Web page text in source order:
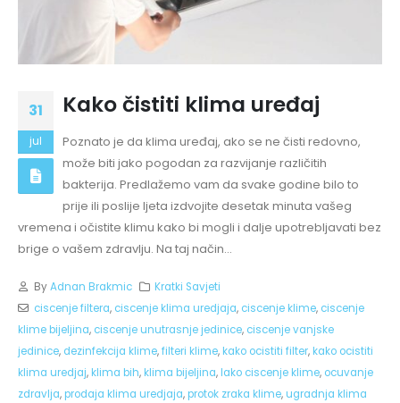
31
jul
Kako čistiti klima uređaj
Poznato je da klima uređaj, ako se ne čisti redovno,
može biti jako pogodan za razvijanje različitih
bakterija. Predlažemo vam da svake godine bilo to
prije ili poslije ljeta izdvojite desetak minuta vašeg
vremena i očistite klimu kako bi mogli i dalje upotrebljavati bez
brige o vašem zdravlju. Na taj način...
ByAdnan Brakmic
Kratki Savjeti
ciscenje filtera, ciscenje klima uredjaja, ciscenje klime, ciscenje
klime bijeljina, ciscenje unutrasnje jedinice, ciscenje vanjske
jedinice, dezinfekcija klime,filteri klime,kako ocistiti filter,kako ocistiti
klima uredjaj,klima bih,klima bijeljina,lako ciscenje klime, ocuvanje
zdravlja,prodaja klima uredjaja,protok zraka klime,ugradnja klima